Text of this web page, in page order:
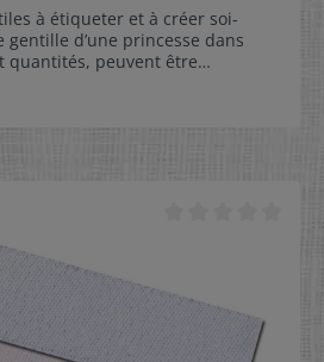
à étiqueter et à créer soi-
gentille d’une princesse dans
quantités, peuvent être
livraison de 1 – 3 jours
grattage100% polyester –
résistante et surtout facile à
au bordure de tissu grâce à la
Soin:Soin simple
résistante.- Etiquette à
température à 90°C Couleur:Les